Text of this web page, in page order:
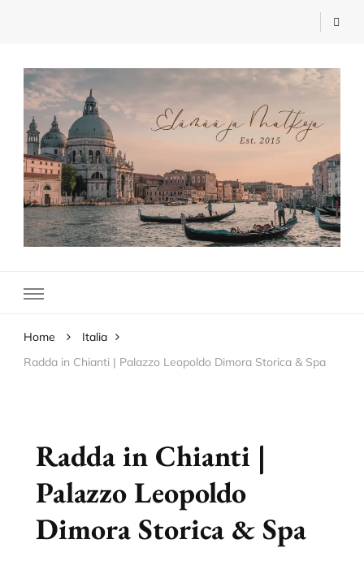
Elämää ja Matkoja
Home
Italia
Radda in Chianti | Palazzo Leopoldo Dimora Storica & Spa
Radda in Chianti |
Palazzo Leopoldo
Dimora Storica & Spa